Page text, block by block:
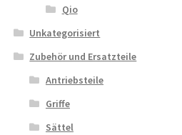
Qio
Unkategorisiert
Zubehör und Ersatzteile
Antriebsteile
Griffe
Sättel